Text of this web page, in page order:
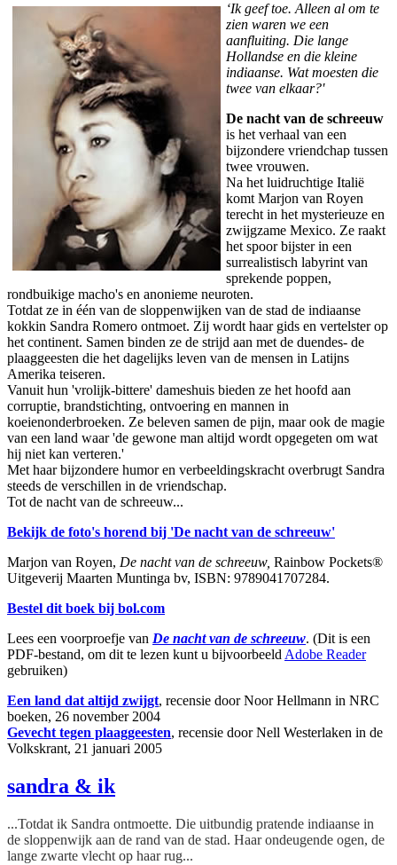
‘Ik geef toe. Alleen al om te
zien waren we een
aanfluiting. Die lange
Hollandse en die kleine
indiaanse. Wat moesten die
twee van elkaar?'
De nacht van de schreeuw
is het verhaal van een
bijzondere vriendchap tussen
twee vrouwen.
Na het luidruchtige Italië
komt Marjon van Royen
terecht in het mysterieuze en
zwijgzame Mexico. Ze raakt
het spoor bijster in een
surrealistisch labyrint van
sprekende poppen,
rondbuikige macho's en anonieme neuroten.
Totdat ze in één van de sloppenwijken van de stad de indiaanse
kokkin Sandra Romero ontmoet. Zij wordt haar gids en vertelster op
het continent. Samen binden ze de strijd aan met de duendes- de
plaaggeesten die het dagelijks leven van de mensen in Latijns
Amerika teiseren.
Vanuit hun 'vrolijk-bittere' dameshuis bieden ze het hoofd aan
corruptie, brandstichting, ontvoering en mannen in
koeienonderbroeken. Ze beleven samen de pijn, maar ook de magie
van een land waar 'de gewone man altijd wordt opgegeten om wat
hij niet kan verteren.'
Met haar bijzondere humor en verbeeldingskracht overbrugt Sandra
steeds de verschillen in de vriendschap.
Tot de nacht van de schreeuw...
Bekijk de foto's horend bij 'De nacht van de schreeuw'
Marjon van Royen, De nacht van de schreeuw, Rainbow Pockets®
Uitgeverij Maarten Muntinga bv, ISBN: 9789041707284.
Bestel dit boek bij bol.com
Lees een voorproefje van De nacht van de schreeuw. (Dit is een
PDF-bestand, om dit te lezen kunt u bijvoorbeeld Adobe Reader
gebruiken)
Een land dat altijd zwijgt, recensie door Noor Hellmann in NRC
boeken, 26 november 2004
Gevecht tegen plaaggeesten, recensie door Nell Westerlaken in de
Volkskrant, 21 januari 2005
sandra & ik
...Totdat ik Sandra ontmoette. Die uitbundig pratende indiaanse in
de sloppenwijk aan de rand van de stad. Haar ondeugende ogen, de
lange zwarte vlecht op haar rug...